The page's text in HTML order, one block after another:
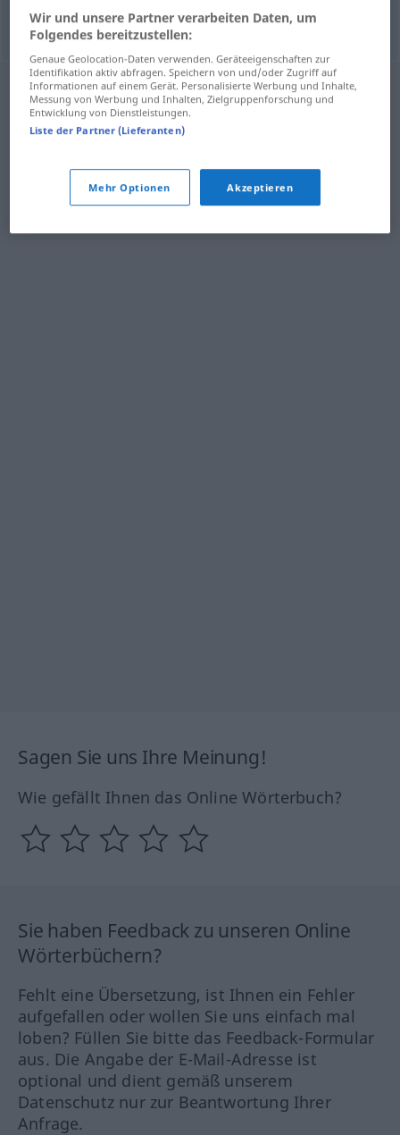
normasfpldeprotección Schutznormen EU
Sagen Sie uns Ihre Meinung!
Wie gefällt Ihnen das Online Wörterbuch?
Sie haben Feedback zu unseren Online
Wörterbüchern?
Fehlt eine Übersetzung, ist Ihnen ein Fehler
aufgefallen oder wollen Sie uns einfach mal
loben? Füllen Sie bitte das Feedback-Formular
aus. Die Angabe der E-Mail-Adresse ist
optional und dient gemäß unserem
Datenschutz nur zur Beantwortung Ihrer
Anfrage.
Wir und unsere Partner verarbeiten Daten, um
Folgendes bereitzustellen:
Genaue Geolocation-Daten verwenden. Geräteeigenschaften zur
Identifikation aktiv abfragen. Speichern von und/oder Zugriff auf
Informationen auf einem Gerät. Personalisierte Werbung und Inhalte,
Messung von Werbung und Inhalten, Zielgruppenforschung und
Entwicklung von Dienstleistungen.
Liste der Partner (Lieferanten)
Mehr Optionen Akzeptieren